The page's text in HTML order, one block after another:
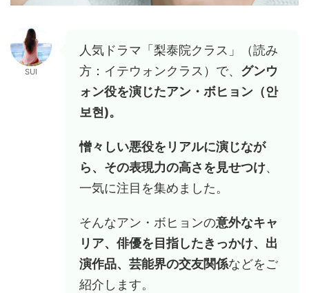
SUI
人気ドラマ「梨泰院クラス」（読み
方：イテウォンクラス）で、 グンウ
ォン役を演じたアン・ボヒョン（안
보현)。
憎々しい悪役をリアルに演じなが
ら、その表現力の高さを見せつけ、
一気に注目を集めました。
そんなアン・ボヒョンの意外なキャ
リア、俳優を目指したきっかけ、出
演作品、芸能界の交友関係などをご
紹介します。